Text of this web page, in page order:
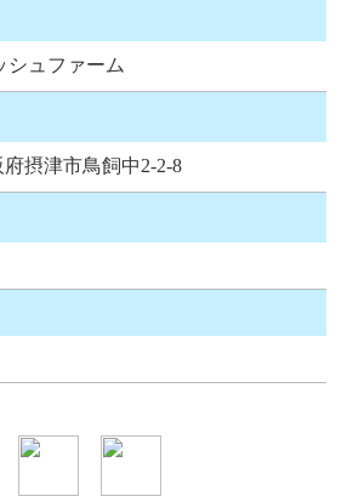
ュファーム
摂津市鳥飼中2-2-8